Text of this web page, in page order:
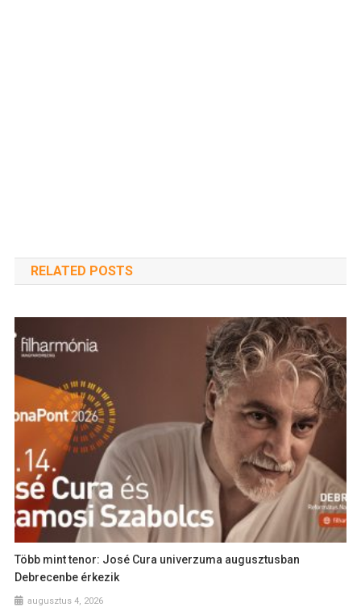
RELATED POSTS
Több mint tenor: José Cura univerzuma augusztusban
Debrecenbe érkezik
augusztus 4, 2026